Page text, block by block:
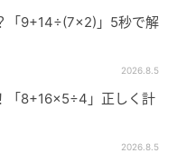
「9+14÷(7×2)」5秒で解
2026.8.5
「8+16×5÷4」正しく計
2026.8.5